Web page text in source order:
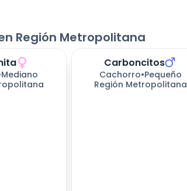
Región Metropolitana
Mediano
Carboncitos
Cachorro•Pequeño
Región Metropolitana